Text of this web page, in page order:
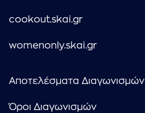
cookout.skai.gr
womenonly.skai.gr
Αποτελέσματα Διαγωνισμών
Όροι Διαγωνισμών